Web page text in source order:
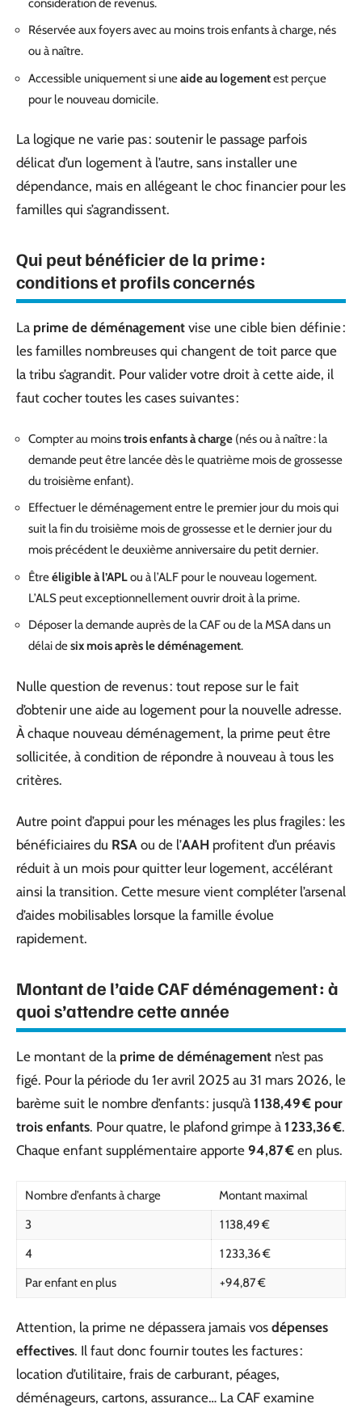
Réservée aux foyers avec au moins trois enfants à charge, nés
ou à naître.
Accessible uniquement si uneaide au logementest perçue
pour le nouveau domicile.
La logique ne varie pas : soutenir le passage parfois
délicat d’un logement à l’autre, sans installer une
dépendance, mais en allégeant le choc financier pour les
familles qui s’agrandissent.
Qui peut bénéficier de la prime :
conditions et profils concernés
La prime de déménagement vise une cible bien définie :
les familles nombreuses qui changent de toit parce que
la tribu s’agrandit. Pour valider votre droit à cette aide, il
faut cocher toutes les cases suivantes :
Compter au moinstrois enfants à charge (nés ou à naître : la
demande peut être lancée dès le quatrième mois de grossesse
du troisième enfant).
Effectuer le déménagement entre le premier jour du mois qui
suit la fin du troisième mois de grossesse et le dernier jour du
mois précédent le deuxième anniversaire du petit dernier.
Êtreéligible à l’APLou à l’ALF pour le nouveau logement.
L’ALS peut exceptionnellement ouvrir droit à la prime.
Déposer la demande auprès de la CAF ou de la MSA dans un
délai desix mois après le déménagement.
Nulle question de revenus : tout repose sur le fait
d’obtenir une aide au logement pour la nouvelle adresse.
À chaque nouveau déménagement, la prime peut être
sollicitée, à condition de répondre à nouveau à tous les
critères.
Autre point d’appui pour les ménages les plus fragiles : les
bénéficiaires du RSA ou de l’AAH profitent d’un préavis
réduit à un mois pour quitter leur logement, accélérant
ainsi la transition. Cette mesure vient compléter l’arsenal
d’aides mobilisables lorsque la famille évolue
rapidement.
Montant de l’aide CAF déménagement : à
quoi s’attendre cette année
Le montant de la prime de déménagement n’est pas
figé. Pour la période du 1er avril 2025 au 31 mars 2026, le
barème suit le nombre d’enfants : jusqu’à 1 138,49 € pour
trois enfants. Pour quatre, le plafond grimpe à 1 233,36 €.
Chaque enfant supplémentaire apporte 94,87 € en plus.
Nombre d’enfants à charge
Montant maximal
3
1 138,49 €
4
1 233,36 €
Par enfant en plus
+94,87 €
Attention, la prime ne dépassera jamais vos dépenses
effectives. Il faut donc fournir toutes les factures :
location d’utilitaire, frais de carburant, péages,
déménageurs, cartons, assurance… La CAF examine